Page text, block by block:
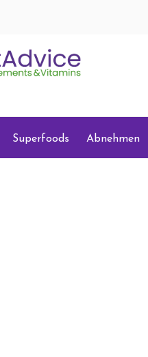
Superfoods Abnehmen